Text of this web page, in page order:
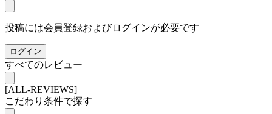
投稿には会員登録およびログインが必要です
ログイン
すべてのレビュー
[ALL-REVIEWS]
こだわり条件で探す